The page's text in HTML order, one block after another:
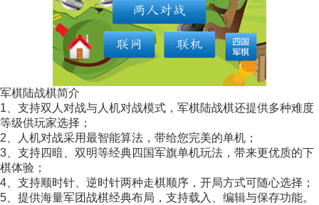
军棋陆战棋简介
1、支持双人对战与人机对战模式，军棋陆战棋还提供多种难度
等级供玩家选择；
2、人机对战采用最智能算法，带给您完美的单机；
3、支持四暗、双明等经典四国军旗单机玩法，带来更优质的下
棋体验；
4、支持顺时针、逆时针两种走棋顺序，开局方式可随心选择；
5、提供海量军团战棋经典布局，支持载入、编辑与保存功能。